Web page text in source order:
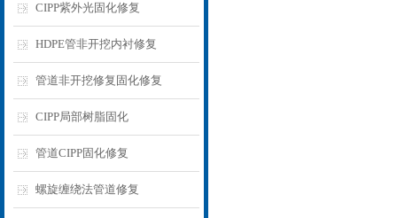
CIPP紫外光固化修复
HDPE管非开挖内衬修复
管道非开挖修复固化修复
CIPP局部树脂固化
管道CIPP固化修复
螺旋缠绕法管道修复